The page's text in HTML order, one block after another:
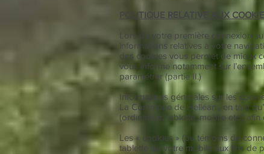
POLITIQUE RELATIVE AUX
Lors de votre première connexion
informations relatives à votre
des cookies vous permet de mieux
vous informe notamment sur
paramétrer (partie II.)
Informations générales sur les
La Commune de Helléan , en tant
(ordinateur, tablette, mobile etc.)
Les « cookies » (ou témoins de
tablette ou votre mobile aux fins de